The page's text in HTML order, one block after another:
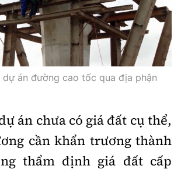
án đường cao tốc qua địa phận
án chưa có giá đất cụ thể,
cần khẩn trương thành
thẩm định giá đất cấp